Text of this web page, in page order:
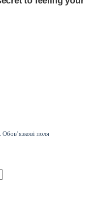
Обов’язкові поля